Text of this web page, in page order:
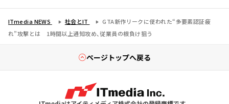
ITmedia NEWS 社会とIT
GTA新作リークに使われた“多要素認証疲
れ”攻撃とは 1時間以上通知攻め、従業員の根負け狙う
ページトップへ戻る